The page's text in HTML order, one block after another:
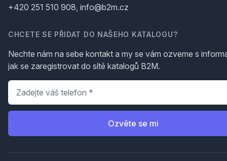
+420 251 510 908, info@b2m.cz
CHCETE SE PŘIDAT DO NAŠEHO KATALOGU?
Nechte nám na sebe kontakt a my se vám ozveme s
jak se zaregistrovat do sítě katalogů B2M.
Telefon
Ozvěte se mi